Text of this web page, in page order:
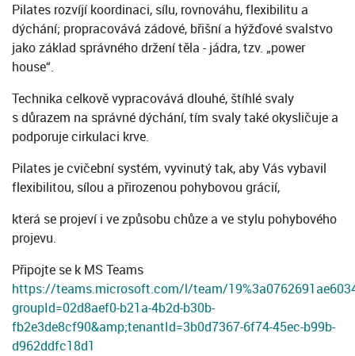
Pilates rozvíjí koordinaci, sílu, rovnováhu, flexibilitu a
dýchání; propracovává zádové, břišní a hýžďové svalstvo
jako základ správného držení těla - jádra, tzv. „power
house“.
Technika celkově vypracovává dlouhé, štíhlé svaly
s důrazem na správné dýchání, tím svaly také okysličuje a
podporuje cirkulaci krve.
Pilates je cvičební systém, vyvinutý tak, aby Vás vybavil
flexibilitou, sílou a přirozenou pohybovou grácií,
která se projeví i ve způsobu chůze a ve stylu pohybového
projevu.
Připojte se k MS Teams
https://teams.microsoft.com/l/team/
groupId=02d8aef0-b21a-4b2d-b30b-
fb2e3de8cf90&amp;tenantId=3b0d7367-6f74-45ec-b99b-
d962ddfc18d1